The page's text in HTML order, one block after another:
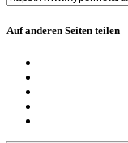
Auf anderen Seiten teilen